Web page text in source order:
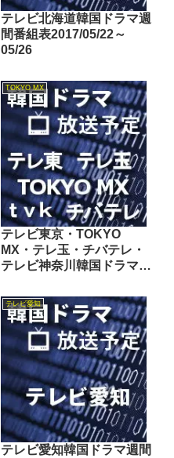
テレビ北海道韓国ドラマ週
間番組表2017/05/22～
05/26
TOKYO MX
テレビ東京・TOKYO
MX・テレ玉・チバテレ・
テレビ神奈川韓国ドラマ週
05/10
テレビ愛知
テレビ愛知韓国ドラマ週間